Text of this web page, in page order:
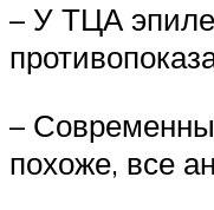
– У ТЦА
–
похоже, все